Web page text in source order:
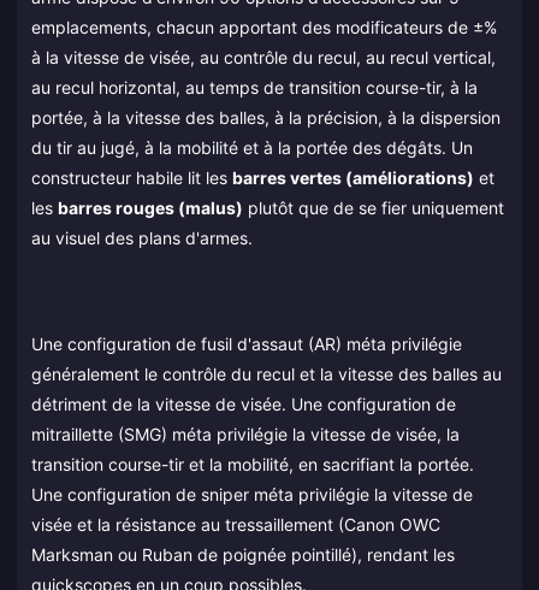
emplacements, chacun apportant des modificateurs de ±%
à la vitesse de visée, au contrôle du recul, au recul vertical,
au recul horizontal, au temps de transition course-tir, à la
portée, à la vitesse des balles, à la précision, à la dispersion
du tir au jugé, à la mobilité et à la portée des dégâts. Un
constructeur habile lit les barres vertes (améliorations) et
les barres rouges (malus) plutôt que de se fier uniquement
au visuel des plans d'armes.
Une configuration de fusil d'assaut (AR) méta privilégie
généralement le contrôle du recul et la vitesse des balles au
détriment de la vitesse de visée. Une configuration de
mitraillette (SMG) méta privilégie la vitesse de visée, la
transition course-tir et la mobilité, en sacrifiant la portée.
Une configuration de sniper méta privilégie la vitesse de
visée et la résistance au tressaillement (Canon OWC
Marksman ou Ruban de poignée pointillé), rendant les
quickscopes en un coup possibles.